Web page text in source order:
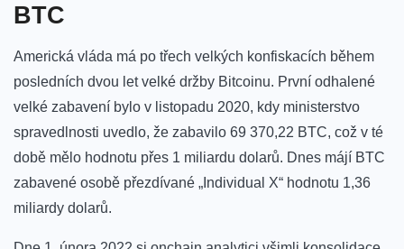
BTC
Americká vláda má po třech velkých konfiskacích během
posledních dvou let velké držby Bitcoinu. První odhalené
velké zabavení bylo v listopadu 2020, kdy ministerstvo
spravedlnosti uvedlo, že zabavilo 69 370,22 BTC, což v té
době mělo hodnotu přes 1 miliardu dolarů. Dnes májí BTC
zabavené osobě přezdívané „Individual X“ hodnotu 1,36
miliardy dolarů.